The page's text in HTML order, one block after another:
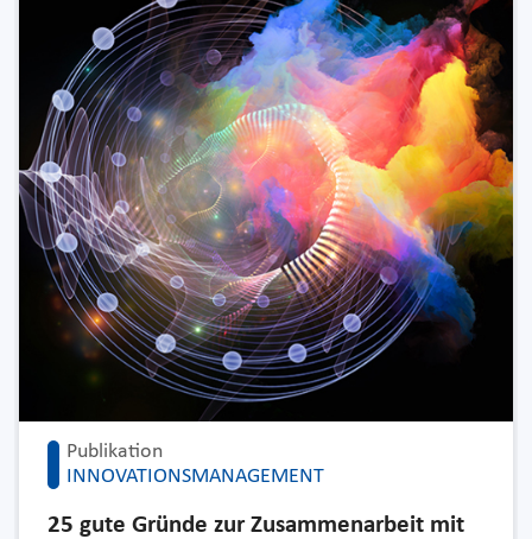
Publikation
INNOVATIONSMANAGEMENT
25 gute Gründe zur Zusammenarbeit mit